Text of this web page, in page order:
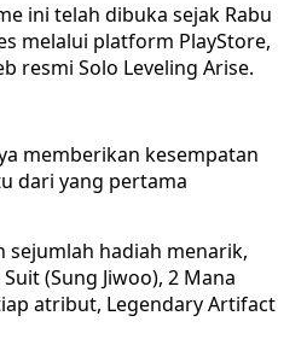
ini telah dibuka sejak Rabu
melalui platform PlayStore,
resmi Solo Leveling Arise.
memberikan kesempatan
dari yang pertama
hadiah menarik,
(Sung Jiwoo), 2 Mana
atribut, Legendary Artifact